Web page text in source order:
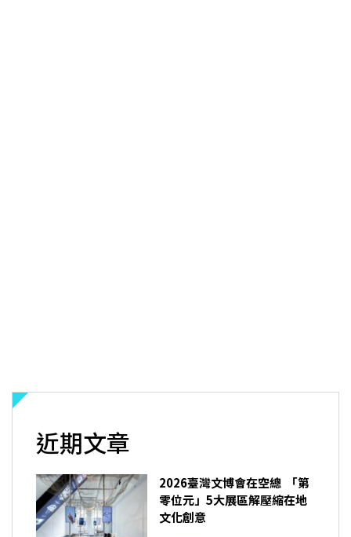
近期文章
2026臺灣文博會在空總 「第
零位元」5大展區解壓縮在地
文化創意